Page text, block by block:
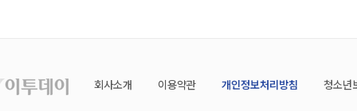
회사소개 이용약관 개인정보처리방침 청소년